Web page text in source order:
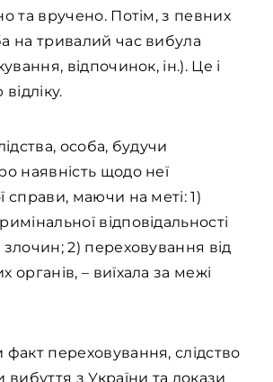
та вручено. Потім, з певних
на тривалий час вибула
відпочинок, ін.). Це і
особа, будучи
наявність щодо неї
справи, маючи на меті: 1)
відповідальності
2) переховування від
органів, – виїхала за межі
переховування, слідство
вибуття з України та докази